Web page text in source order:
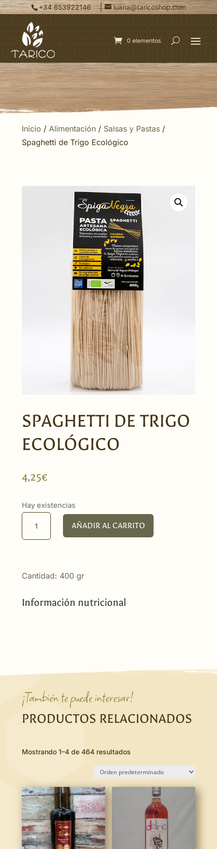
+34 653922146 | luana@taricoshop.com
0 elementos
Inicio / Alimentación/ Salsas y Pastas/
Spaghetti de Trigo Ecológico
SPAGHETTI DE TRIGO
ECOLÓGICO
4,25€
Hay existencias
cantidad
AÑADIR AL CARRITO
Cantidad: 400 gr
Información nutricional
¡También te puede interesar!
PRODUCTOS RELACIONADOS
Mostrando 1–4 de 464 resultados